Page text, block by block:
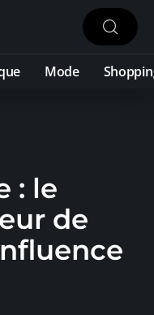
Mode
: le
de